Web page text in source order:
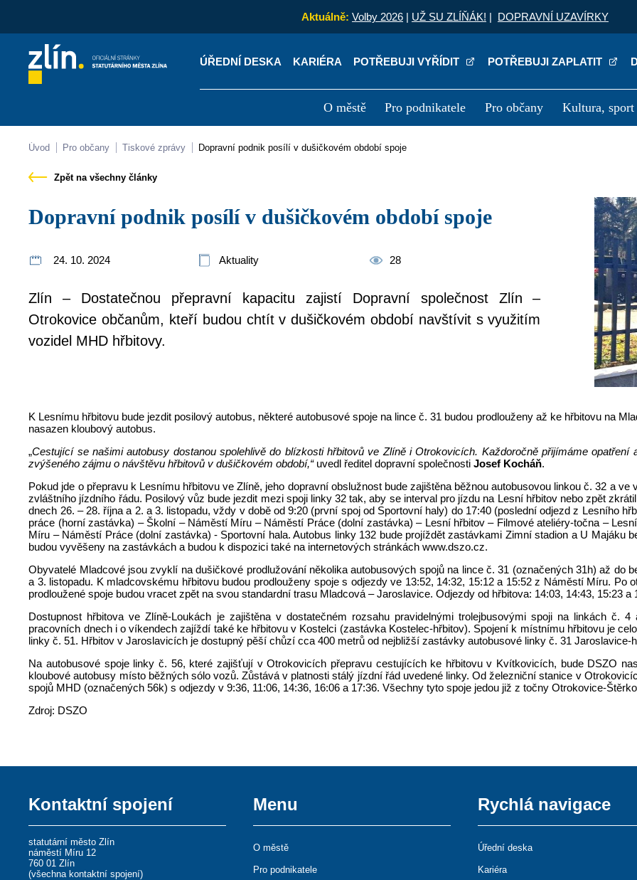
Aktuálně: Volby 2026 | UŽ SU ZLÍŇÁK! | DOPRAVNÍ UZAVÍRKY
ÚŘEDNÍ DESKA KARIÉRA POTŘEBUJI VYŘÍDIT POTŘEBUJI ZAPLATIT
O městě Pro podnikatele Pro občany Kultura, sport
Kontakty Úřední deska
Úvod Pro občany Tiskové zprávy Dopravní podnik posílí v dušičkovém období spoje
Zpět na všechny články
Dopravní podnik posílí v dušičkovém období spoje
24. 10. 2024 Aktuality 28
Zlín – Dostatečnou přepravní kapacitu zajistí Dopravní společnost Zlín –
Otrokovice občanům, kteří budou chtít v dušičkovém období navštívit s využitím
vozidel MHD hřbitovy.
K Lesnímu hřbitovu bude jezdit posilový autobus, některé autobusové spoje na lince č. 31 budou prodlouženy až ke hřbitovu na
nasazen kloubový autobus.
„Cestující se našimi autobusy dostanou spolehlivě do blízkosti hřbitovů ve Zlíně i Otrokovicích. Každoročně přijímáme
zvýšeného zájmu o návštěvu hřbitovů v dušičkovém období,“uvedl ředitel dopravní společnostiJosef Kocháň.
Pokud jde o přepravu k Lesnímu hřbitovu ve Zlíně, jeho dopravní obslužnost bude zajištěna běžnou autobusovou linkou č. 32 a
zvláštního jízdního řádu. Posilový vůz bude jezdit mezi spoji linky 32 tak, aby se interval pro jízdu na Lesní hřbitov nebo zpět
dnech 26. – 28. října a 2. a 3. listopadu, vždy v době od 9:20 (první spoj od Sportovní haly) do 17:40 (poslední odjezd z Lesního
práce (horní zastávka) – Školní – Náměstí Míru – Náměstí Práce (dolní zastávka) – Lesní hřbitov – Filmové ateliéry-točna –
Míru – Náměstí Práce (dolní zastávka) - Sportovní hala. Autobus linky 132 bude projíždět zastávkami Zimní stadion a U Majáku
budou vyvěšeny na zastávkách a budou k dispozici také na internetových stránkách www.dszo.cz.
Obyvatelé Mladcové jsou zvyklí na dušičkové prodlužování několika autobusových spojů na lince č. 31 (označených 31h) až do
a 3. listopadu. K mladcovskému hřbitovu budou prodlouženy spoje s odjezdy ve 13:52, 14:32, 15:12 a 15:52 z Náměstí Míru.
prodloužené spoje budou vracet zpět na svou standardní trasu Mladcová – Jaroslavice. Odjezdy od hřbitova: 14:03, 14:43, 15:23 a
Dostupnost hřbitova ve Zlíně-Loukách je zajištěna v dostatečném rozsahu pravidelnými trolejbusovými spoji na linkách č.
pracovních dnech i o víkendech zajíždí také ke hřbitovu v Kostelci (zastávka Kostelec-hřbitov). Spojení k místnímu hřbitovu je
linky č. 51. Hřbitov v Jaroslavicích je dostupný pěší chůzí cca 400 metrů od nejbližší zastávky autobusové linky č. 31 Jaroslavice-
Na autobusové spoje linky č. 56, které zajišťují v Otrokovicích přepravu cestujících ke hřbitovu v Kvítkovicích, bude DSZO
kloubové autobusy místo běžných sólo vozů. Zůstává v platnosti stálý jízdní řád uvedené linky. Od železniční stanice v
spojů MHD (označených 56k) s odjezdy v 9:36, 11:06, 14:36, 16:06 a 17:36. Všechny tyto spoje jedou již z točny Otrokovice-
Zdroj: DSZO
Kontaktní spojení
statutární město Zlín
náměstí Míru 12
760 01 Zlín
(všechna kontaktní spojení)
Menu
O městě
Pro podnikatele
Rychlá navigace
Úřední deska
Kariéra